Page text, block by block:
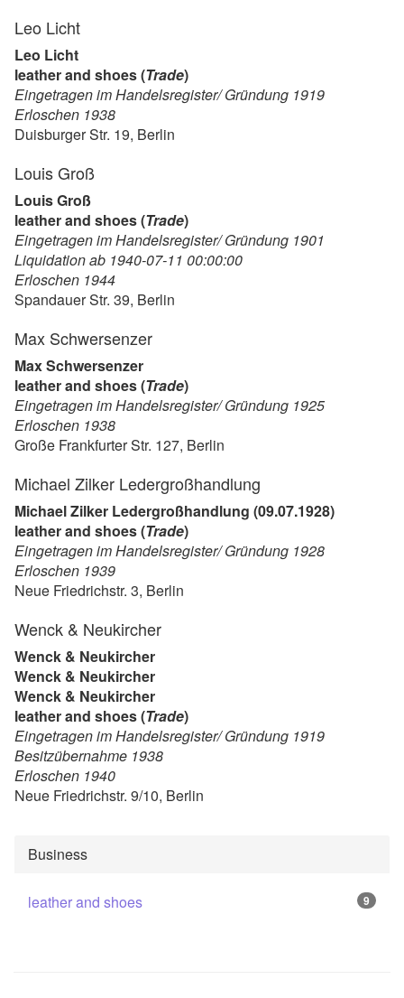
Leo Licht
Leo Licht
leather and shoes (Trade)
Eingetragen im Handelsregister/ Gründung 1919
Erloschen 1938
Duisburger Str. 19, Berlin
Louis Groß
Louis Groß
leather and shoes (Trade)
Eingetragen im Handelsregister/ Gründung 1901
Liquidation ab 1940-07-11 00:00:00
Erloschen 1944
Spandauer Str. 39, Berlin
Max Schwersenzer
Max Schwersenzer
leather and shoes (Trade)
Eingetragen im Handelsregister/ Gründung 1925
Erloschen 1938
Große Frankfurter Str. 127, Berlin
Michael Zilker Ledergroßhandlung
Michael Zilker Ledergroßhandlung (09.07.1928)
leather and shoes (Trade)
Eingetragen im Handelsregister/ Gründung 1928
Erloschen 1939
Neue Friedrichstr. 3, Berlin
Wenck & Neukircher
Wenck & Neukircher
Wenck & Neukircher
Wenck & Neukircher
leather and shoes (Trade)
Eingetragen im Handelsregister/ Gründung 1919
Besitzübernahme 1938
Erloschen 1940
Neue Friedrichstr. 9/10, Berlin
Business
leather and shoes 9